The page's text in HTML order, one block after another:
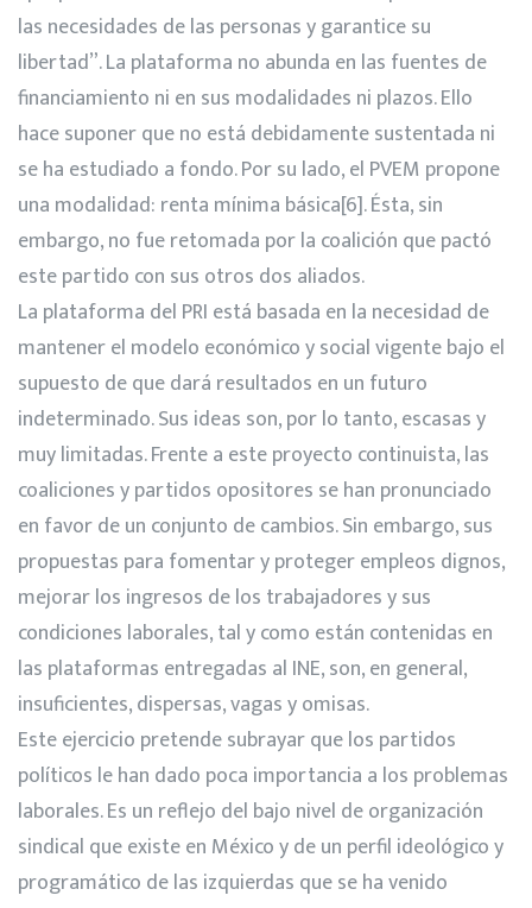
las necesidades de las personas y garantice su
libertad”. La plataforma no abunda en las fuentes de
financiamiento ni en sus modalidades ni plazos. Ello
hace suponer que no está debidamente sustentada ni
se ha estudiado a fondo. Por su lado, el PVEM propone
una modalidad: renta mínima básica[6]. Ésta, sin
embargo, no fue retomada por la coalición que pactó
este partido con sus otros dos aliados.
La plataforma del PRI está basada en la necesidad de
mantener el modelo económico y social vigente bajo el
supuesto de que dará resultados en un futuro
indeterminado. Sus ideas son, por lo tanto, escasas y
muy limitadas. Frente a este proyecto continuista, las
coaliciones y partidos opositores se han pronunciado
en favor de un conjunto de cambios. Sin embargo, sus
propuestas para fomentar y proteger empleos dignos,
mejorar los ingresos de los trabajadores y sus
condiciones laborales, tal y como están contenidas en
las plataformas entregadas al INE, son, en general,
insuficientes, dispersas, vagas y omisas.
Este ejercicio pretende subrayar que los partidos
políticos le han dado poca importancia a los problemas
laborales. Es un reflejo del bajo nivel de organización
sindical que existe en México y de un perfil ideológico y
programático de las izquierdas que se ha venido